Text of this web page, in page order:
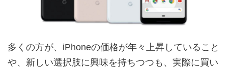
多くの方が、iPhoneの価格が年々上昇していること
や、新しい選択肢に興味を持ちつつも、実際に買い